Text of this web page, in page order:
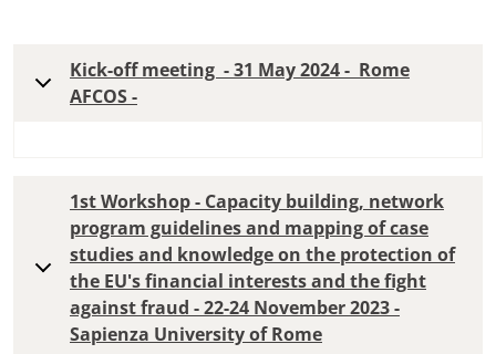
Kick-off meeting - 31 May 2024 - Rome
AFCOS -
1st Workshop - Capacity building, network
program guidelines and mapping of case
studies and knowledge on the protection of
the EU's financial interests and the fight
against fraud - 22-24 November 2023 -
Sapienza University of Rome